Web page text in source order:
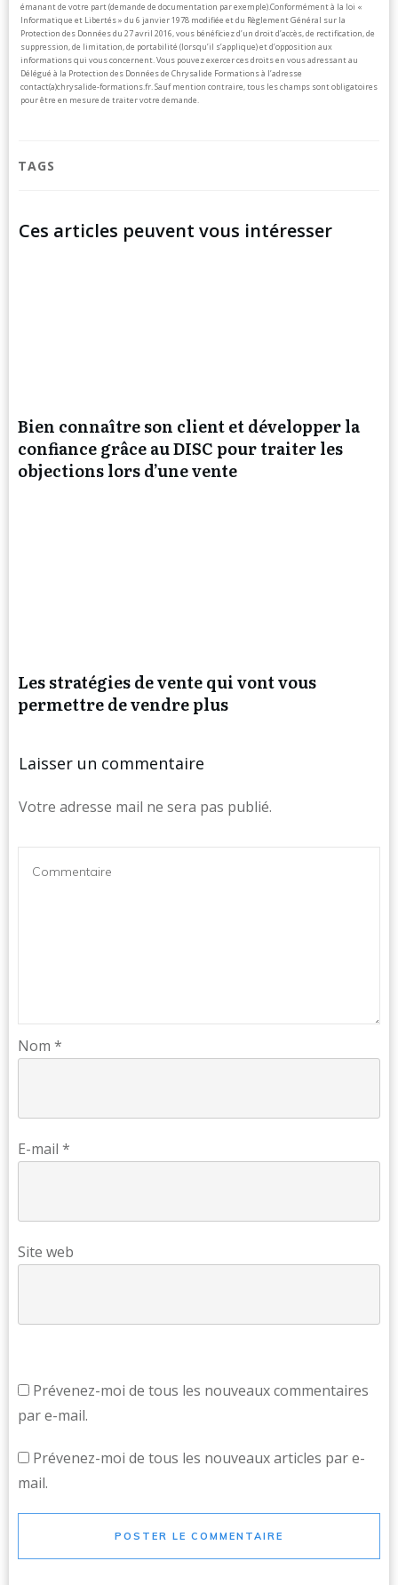
émanant de votre part (demande de documentation par exemple).Conformément à la loi «
Informatique et Libertés » du 6 janvier 1978 modifiée et du Règlement Général sur la
Protection des Données du 27 avril 2016, vous bénéficiez d’un droit d’accès, de rectification, de
suppression, de limitation, de portabilité (lorsqu’il s’applique) et d’opposition aux
informations qui vous concernent. Vous pouvez exercer ces droits en vous adressant au
Délégué à la Protection des Données de Chrysalide Formations à l’adresse
contact(a)chrysalide-formations.fr.Sauf mention contraire, tous les champs sont obligatoires
pour être en mesure de traiter votre demande.
TAGS
Ces articles peuvent vous intéresser
Bien connaître son client et développer la
confiance grâce au DISC pour traiter les
objections lors d’une vente
Les stratégies de vente qui vont vous
permettre de vendre plus
Laisser un commentaire
Votre adresse mail ne sera pas publié.
Nom *
E-mail *
Site web
Prévenez-moi de tous les nouveaux commentaires
par e-mail.
Prévenez-moi de tous les nouveaux articles par e-
mail.
POSTER LE COMMENTAIRE